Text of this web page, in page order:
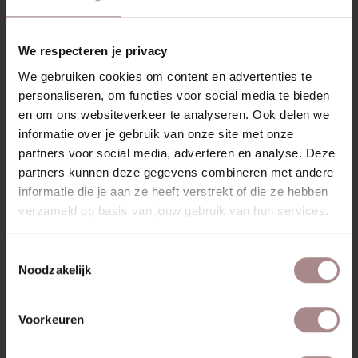
We respecteren je privacy
We gebruiken cookies om content en advertenties te
personaliseren, om functies voor social media te bieden
en om ons websiteverkeer te analyseren. Ook delen we
informatie over je gebruik van onze site met onze
partners voor social media, adverteren en analyse. Deze
partners kunnen deze gegevens combineren met andere
informatie die je aan ze heeft verstrekt of die ze hebben
verzameld op basis van jouw gebruik van hun services.
Noodzakelijk
Voorkeuren
Bekleed met zachte Gear stof, verkrijgbaar in vier stijlvolle
kleuren, voegt Henry moeiteloos warmte en karakter toe
aan elk interieur. Het elegante eikenhouten frame en de
verfijnde afwerking maken deze fauteuil tot een tijdloos
designstuk.
KENMERKEN
VERPAKKING EN MONTAGE